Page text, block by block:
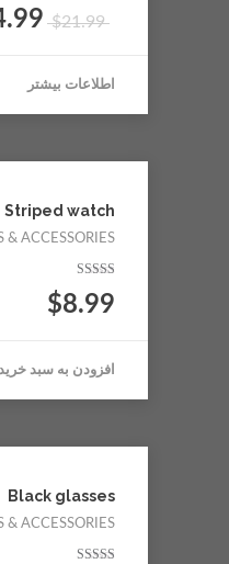
$21.99
اطلاعات بیشتر
Striped watch
& ACCESSORIES
5.00
از 5
$8.99
افزودن به سبد خرید
Black glasses
& ACCESSORIES